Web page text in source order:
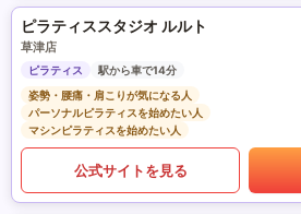
ピラティススタジオ ルルト
草津店
ピラティス
駅から車で14分
姿勢・腰痛・肩こりが気になる人
パーソナルピラティスを始めたい人
マシンピラティスを始めたい人
公式サイトを見る